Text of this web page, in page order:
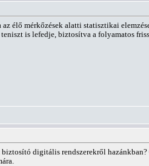
élő mérkőzések alatti statisztikai
is lefedje, biztosítva a folyamatos
digitális rendszerekről